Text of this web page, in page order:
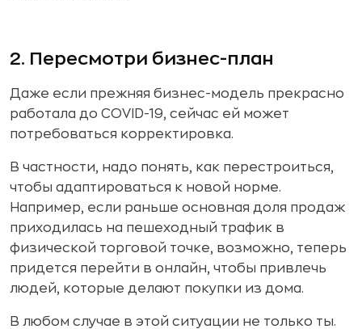
2. Пересмотри бизнес-план
Даже если прежняя бизнес-модель прекрасно
работала до COVID-19, сейчас ей может
потребоваться корректировка.
В частности, надо понять, как перестроиться,
чтобы адаптироваться к новой норме.
Например, если раньше основная доля продаж
приходилась на пешеходный трафик в
физической торговой точке, возможно, теперь
придется перейти в онлайн, чтобы привлечь
людей, которые делают покупки из дома.
В любом случае в этой ситуации не только ты.